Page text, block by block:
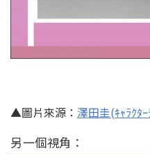
▲圖片來源： 澤田圭(ｷｬﾗｸﾀ
另一個視角：